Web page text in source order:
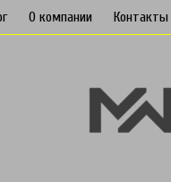
О компании Контакты